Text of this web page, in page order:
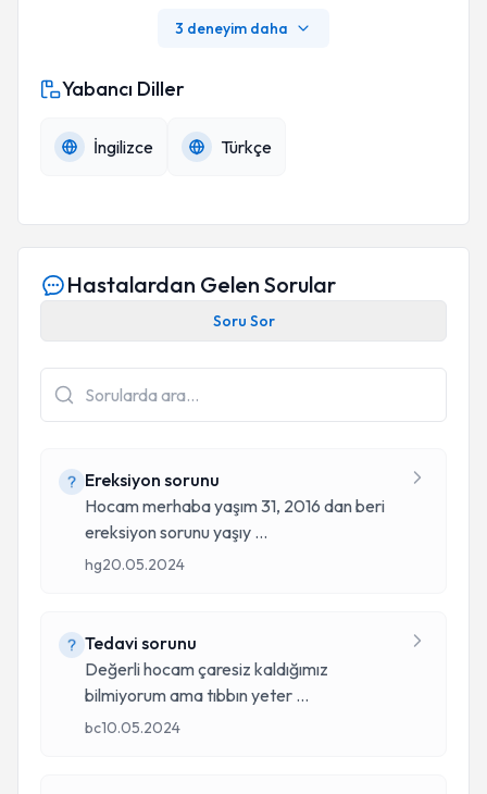
3 deneyim daha
Yabancı Diller
İngilizce Türkçe
Hastalardan Gelen Sorular
Soru Sor
Ereksiyon sorunu
Hocam merhaba yaşım 31, 2016 dan beri
ereksiyon sorunu yaşıy ...
hg20.05.2024
Tedavi sorunu
Değerli hocam çaresiz kaldığımız
bilmiyorum ama tıbbın yeter ...
bc10.05.2024